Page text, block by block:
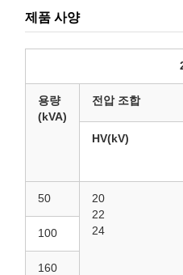
제품 사양
20kV 건식 배전
용량
(kVA)
전압 조합
HV(kV)
50
20
22
24
100
160